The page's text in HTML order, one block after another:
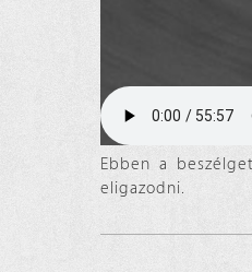
Ebben a
eligazodni.